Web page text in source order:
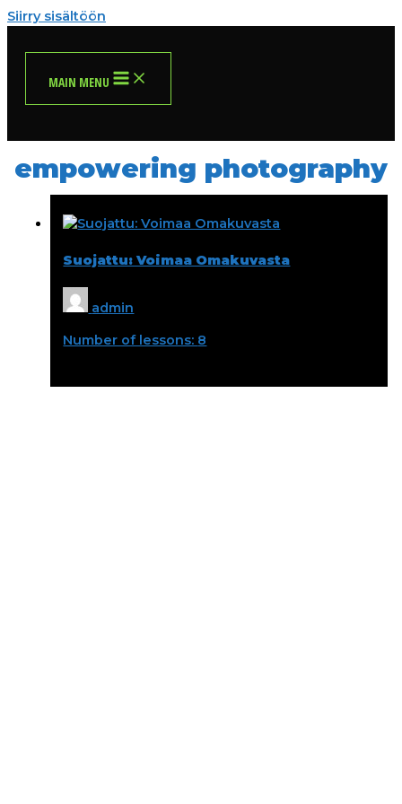
Siirry sisältöön
MAIN MENU
empowering photography
Suojattu: Voimaa Omakuvasta
admin
Number of lessons: 8